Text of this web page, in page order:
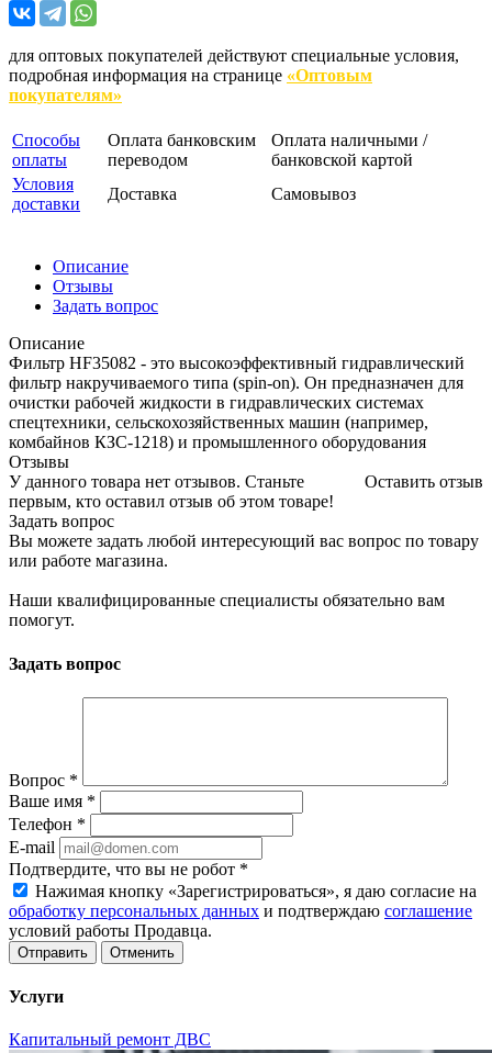
для оптовых покупателей действуют специальные условия,
подробная информация на странице «Оптовым
покупателям»
Способы
оплаты
Оплата банковским
переводом
Оплата наличными /
банковской картой
Условия
доставки
Доставка Самовывоз
Описание
Отзывы
Задать вопрос
Описание
Фильтр HF35082 - это высокоэффективный гидравлический
фильтр накручиваемого типа (spin-on). Он предназначен для
очистки рабочей жидкости в гидравлических системах
спецтехники, сельскохозяйственных машин (например,
комбайнов КЗС-1218) и промышленного оборудования
Отзывы
Оставить отзыв
У данного товара нет отзывов. Станьте
первым, кто оставил отзыв об этом товаре!
Задать вопрос
Вы можете задать любой интересующий вас вопрос по товару
или работе магазина.
Наши квалифицированные специалисты обязательно вам
помогут.
Задать вопрос
Вопрос *
Ваше имя *
Телефон *
E-mail
Подтвердите, что вы не робот *
Нажимая кнопку «Зарегистрироваться», я даю согласие на
обработку персональных данных и подтверждаю соглашение
условий работы Продавца.
Отменить
Услуги
Капитальный ремонт ДВС